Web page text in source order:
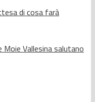
di cosa farà
Moie Vallesina salutano